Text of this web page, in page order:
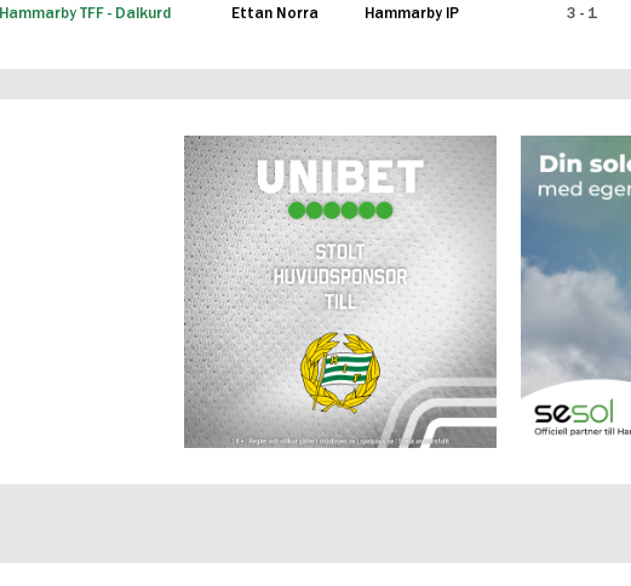
Hammarby TFF - Dalkurd Ettan Norra Hammarby IP 3 - 1